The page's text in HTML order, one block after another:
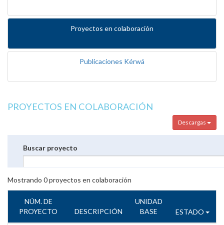
Proyectos en colaboración
Publicaciones Kérwá
PROYECTOS EN COLABORACIÓN
Descargas
Buscar proyecto
Mostrando 0proyectos en colaboración
NÚM. DE
PROYECTO
DESCRIPCIÓN
UNIDAD
BASE
ESTADO